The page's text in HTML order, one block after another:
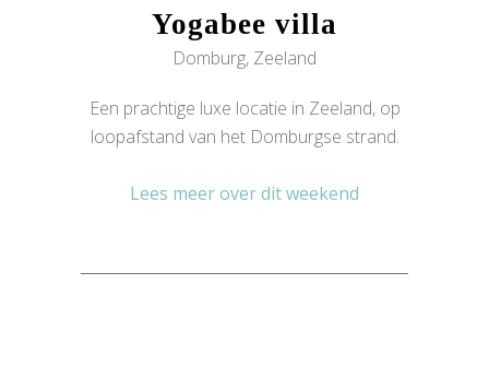
Yogabee villa
Domburg, Zeeland
Een prachtige luxe locatie in Zeeland, op
loopafstand van het Domburgse strand.
Lees meer over dit weekend